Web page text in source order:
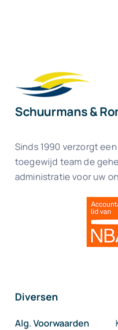
Schuurmans &
Sinds 1990 verzorgt
toegewijd team de
administratie voor uw
Diversen
Alg. Voorwaarden